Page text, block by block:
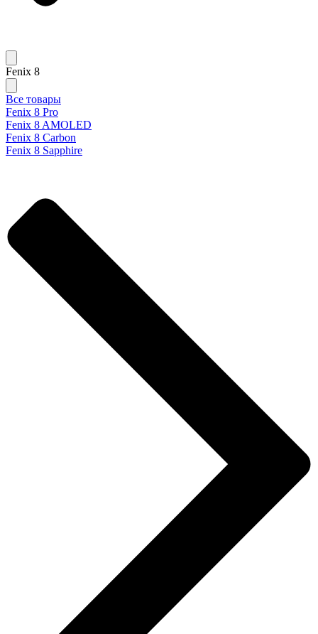
Fenix 8
Все товары
Fenix 8 Pro
Fenix 8 AMOLED
Fenix 8 Carbon
Fenix 8 Sapphire